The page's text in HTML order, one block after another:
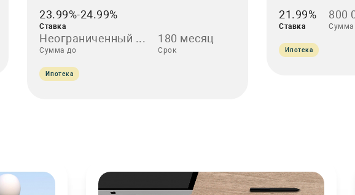
23.99%-24.99%
Ставка
Неограниченный ...
Сумма до
180 месяц
Срок
Ипотека
21.99%
Ставка
800
Сумма
Ипотека